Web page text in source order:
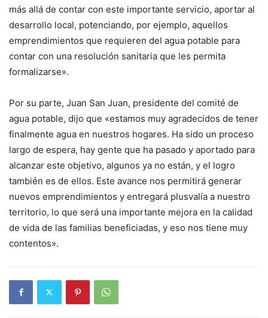
más allá de contar con este importante servicio, aportar al
desarrollo local, potenciando, por ejemplo, aquellos
emprendimientos que requieren del agua potable para
contar con una resolución sanitaria que les permita
formalizarse».
Por su parte, Juan San Juan, presidente del comité de
agua potable, dijo que «estamos muy agradecidos de tener
finalmente agua en nuestros hogares. Ha sido un proceso
largo de espera, hay gente que ha pasado y aportado para
alcanzar este objetivo, algunos ya no están, y el logro
también es de ellos. Este avance nos permitirá generar
nuevos emprendimientos y entregará plusvalía a nuestro
territorio, lo que será una importante mejora en la calidad
de vida de las familias beneficiadas, y eso nos tiene muy
contentos».